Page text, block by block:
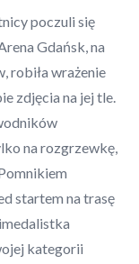
poczuli się
Gdańsk, na
robiła wrażenie
zdjęcia na jej tle.
na rozgrzewkę,
startem na trasę
kategorii